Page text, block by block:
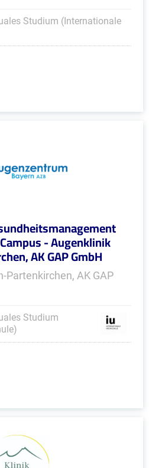
Studium (Internationale
- Augenklinik
AK GAP GmbH
Partenkirchen, AK GAP
Studium